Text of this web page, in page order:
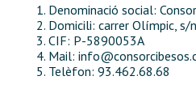
Denominació social:
Domicili: carrer Olímpic, s/
CIF: P-5890053A
Mail:
Telèfon: 93.462.68.68